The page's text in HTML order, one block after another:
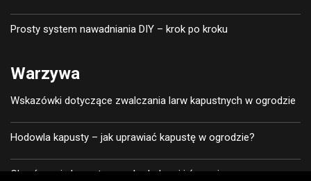
Prosty system nawadniania DIY – krok po kroku
Warzywa
Wskazówki dotyczące zwalczania larw kapustnych w ogrodzie
Hodowla kapusty – jak uprawiać kapustę w ogrodzie?
Chroń swoją kapustę przed robakami i ćmami